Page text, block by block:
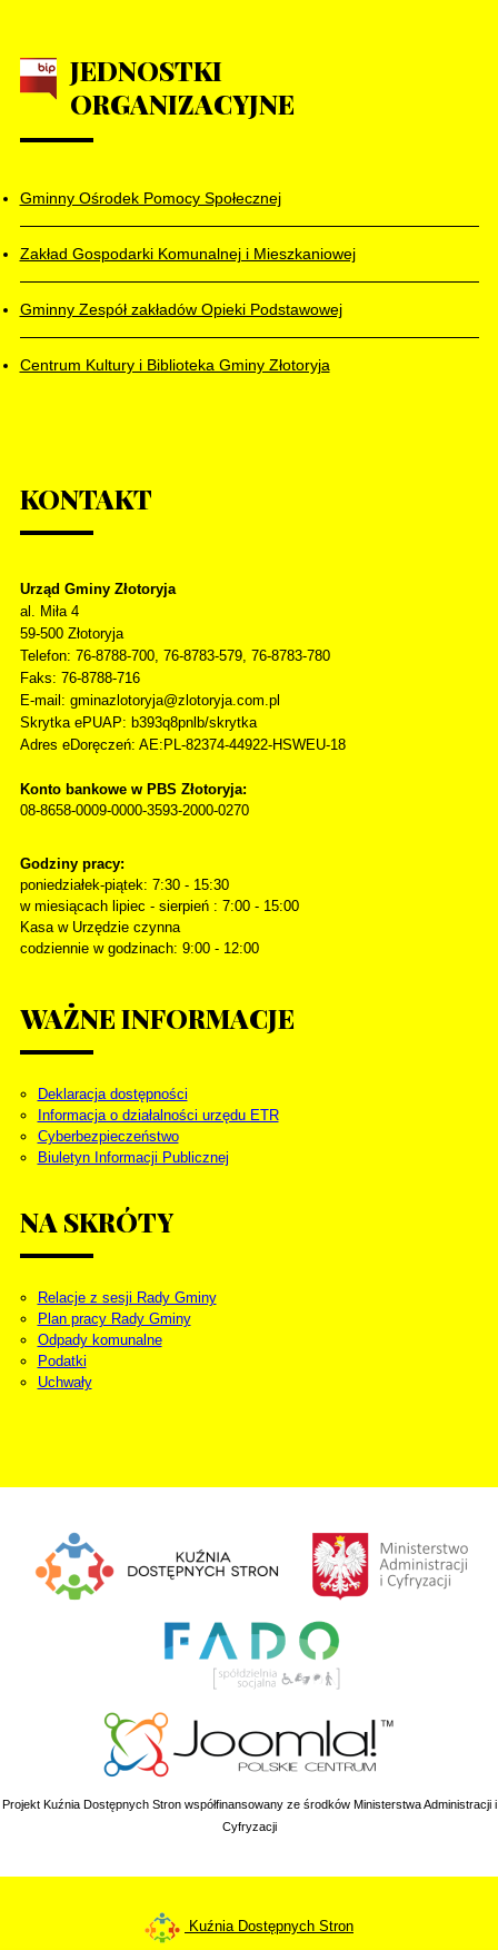
JEDNOSTKI
ORGANIZACYJNE
Gminny Ośrodek Pomocy Społecznej
Zakład Gospodarki Komunalnej i Mieszkaniowej
Gminny Zespół zakładów Opieki Podstawowej
Centrum Kultury i Biblioteka Gminy Złotoryja
KONTAKT
Urząd Gminy Złotoryja
al. Miła 4
59-500 Złotoryja
Telefon: 76-8788-700, 76-8783-579, 76-8783-780
Faks: 76-8788-716
E-mail: gminazlotoryja@zlotoryja.com.pl
Skrytka ePUAP: b393q8pnlb/skrytka
Adres eDoręczeń: AE:PL-82374-44922-HSWEU-18
Konto bankowe w PBS Złotoryja:
08-8658-0009-0000-3593-2000-0270
Godziny pracy:
poniedziałek-piątek: 7:30 - 15:30
w miesiącach lipiec - sierpień : 7:00 - 15:00
Kasa w Urzędzie czynna
codziennie w godzinach: 9:00 - 12:00
WAŻNEINFORMACJE
Deklaracja dostępności
Informacja o działalności urzędu ETR
Cyberbezpieczeństwo
Biuletyn Informacji Publicznej
NA SKRÓTY
Relacje z sesji Rady Gminy
Plan pracy Rady Gminy
Odpady komunalne
Podatki
Uchwały
Projekt Kuźnia Dostępnych Stron współfinansowany ze środków Ministerstwa Administracji i
Cyfryzacji
Kuźnia Dostępnych Stron